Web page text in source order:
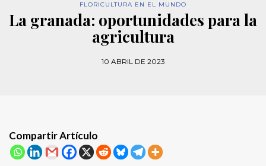
FLORICULTURA EN EL MUNDO
La granada: oportunidades para la
agricultura
10 ABRIL DE 2023
Compartir Artículo